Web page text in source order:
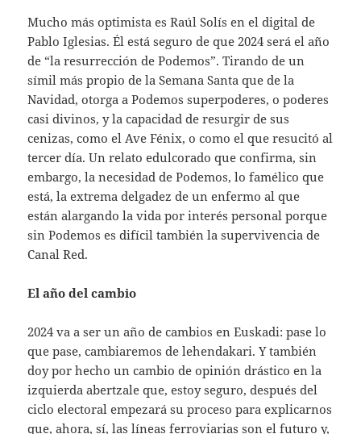
Mucho más optimista es Raúl Solís en el digital de
Pablo Iglesias. Él está seguro de que 2024 será el año
de “la resurrección de Podemos”. Tirando de un
símil más propio de la Semana Santa que de la
Navidad, otorga a Podemos superpoderes, o poderes
casi divinos, y la capacidad de resurgir de sus
cenizas, como el Ave Fénix, o como el que resucitó al
tercer día. Un relato edulcorado que confirma, sin
embargo, la necesidad de Podemos, lo famélico que
está, la extrema delgadez de un enfermo al que
están alargando la vida por interés personal porque
sin Podemos es difícil también la supervivencia de
Canal Red.
El año del cambio
2024 va a ser un año de cambios en Euskadi: pase lo
que pase, cambiaremos de lehendakari. Y también
doy por hecho un cambio de opinión drástico en la
izquierda abertzale que, estoy seguro, después del
ciclo electoral empezará su proceso para explicarnos
que, ahora, sí, las líneas ferroviarias son el futuro y,